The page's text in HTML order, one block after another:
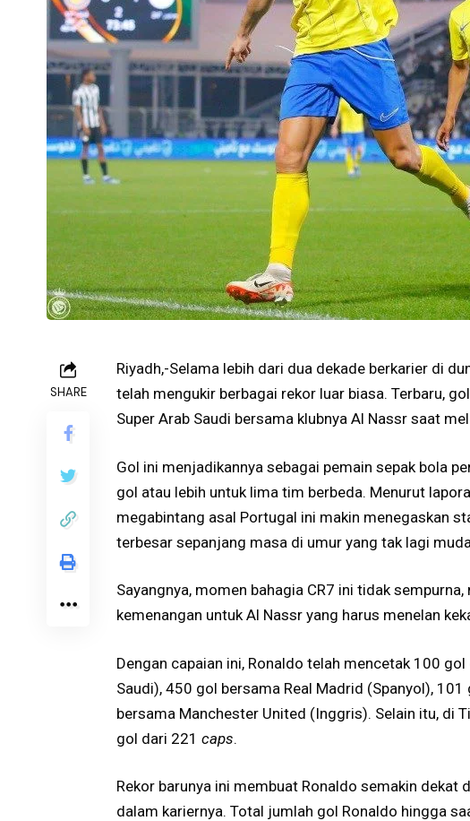
SHARE
Riyadh,-Selama lebih dari dua dekade berkarier di
telah mengukir berbagai rekor luar biasa. Terbaru,
Super Arab Saudi bersama klubnya Al Nassr saat
Gol ini menjadikannya sebagai pemain sepak bola
gol atau lebih untuk lima tim berbeda. Menurut
megabintang asal Portugal ini makin menegaskan
terbesar sepanjang masa di umur yang tak lagi
Sayangnya, momen bahagia CR7 ini tidak
kemenangan untuk Al Nassr yang harus menelan
Dengan capaian ini, Ronaldo telah mencetak 100
Saudi), 450 gol bersama Real Madrid (Spanyol),
bersama Manchester United (Inggris). Selain itu, di
gol dari 221 caps.
Rekor barunya ini membuat Ronaldo semakin
dalam kariernya. Total jumlah gol Ronaldo hingga